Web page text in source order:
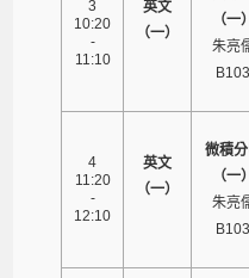
3
10:20
-
11:10
英文
（一）
（一）
朱亮
B103
4
11:20
-
12:10
英文
（一）
微積
（一）
朱亮
B103